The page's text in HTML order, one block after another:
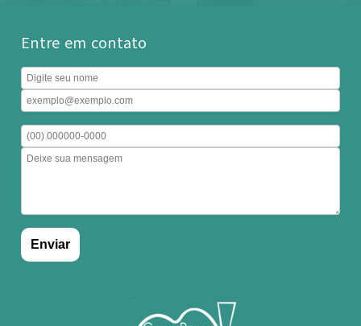
Entre em contato